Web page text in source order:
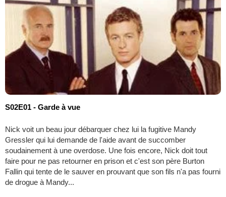
S02E01 - Garde à vue
Nick voit un beau jour débarquer chez lui la fugitive Mandy
Gressler qui lui demande de l'aide avant de succomber
soudainement à une overdose. Une fois encore, Nick doit tout
faire pour ne pas retourner en prison et c'est son père Burton
Fallin qui tente de le sauver en prouvant que son fils n'a pas fourni
de drogue à Mandy...